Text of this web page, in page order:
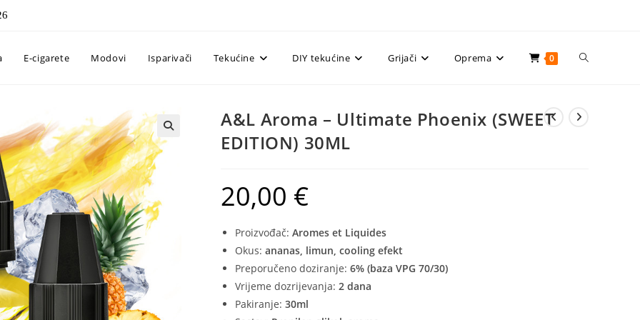
E-cigarete Modovi Isparivači Tekućine DIY tekućine Grijači Oprema 0 Uključi/
A&L Aroma – Ultimate Phoenix (SWEET
EDITION) 30ML
20,00 €
Proizvođač:Aromes et Liquides
Okus:ananas, limun, cooling efekt
Preporučeno doziranje: 6% (baza VPG 70/30)
Vrijeme dozrijevanja: 2 dana
Pakiranje: 30ml